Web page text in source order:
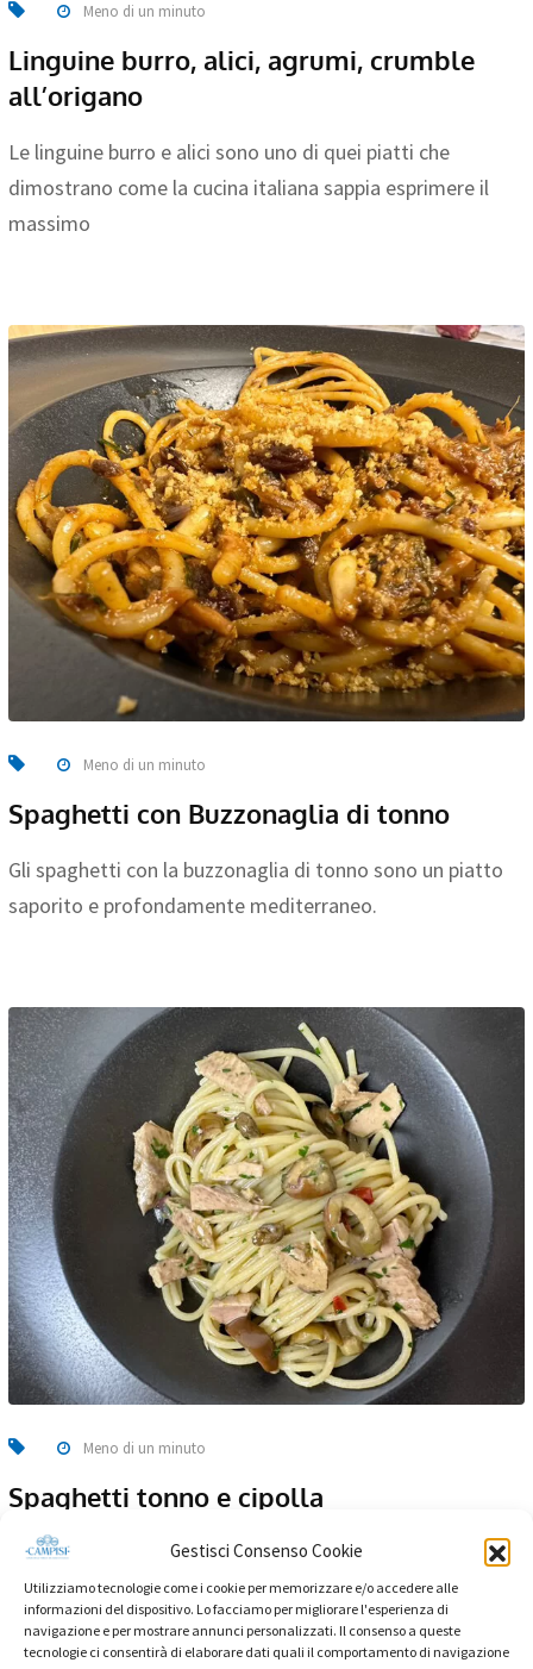
Gestisci Consenso Cookie
Utilizziamo tecnologie come i cookie per memorizzare e/o accedere alle
informazioni del dispositivo. Lo facciamo per migliorare l'esperienza di
navigazione e per mostrare annunci personalizzati. Il consenso a queste
tecnologie ci consentirà di elaborare dati quali il comportamento di navigazione
Meno di un minuto
Linguine burro, alici, agrumi, crumble
all’origano
Le linguine burro e alici sono uno di quei piatti che
dimostrano come la cucina italiana sappia esprimere il
massimo
Meno di un minuto
Spaghetti con Buzzonaglia di tonno
Gli spaghetti con la buzzonaglia di tonno sono un piatto
saporito e profondamente mediterraneo.
Meno di un minuto
Spaghetti tonno e cipolla
La pasta tonno e cipolla è un grande classico della cucina
italiana, semplice ed estremamente gustoso! A
regalarcela, Davide Rapisarda!